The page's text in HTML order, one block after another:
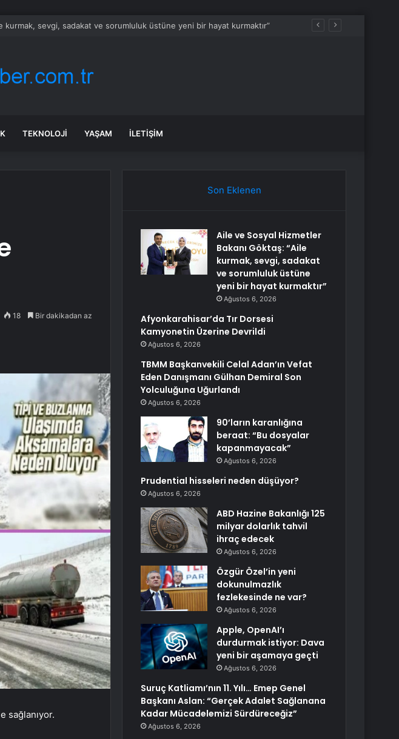
kurmak, sevgi, sadakat ve sorumluluk üstüne yeni bir hayat kurmaktır”
TEKNOLOJI YAŞAM İLETIŞIM
18 Bir dakikadan az
sağlanıyor.
Son Eklenen
Aile ve Sosyal Hizmetler
Bakanı Göktaş: “Aile
kurmak, sevgi, sadakat
ve sorumluluk üstüne
yeni bir hayat kurmaktır”
Ağustos 6, 2026
Afyonkarahisar’da Tır Dorsesi
Kamyonetin Üzerine Devrildi
Ağustos 6, 2026
TBMM Başkanvekili Celal Adan’ın Vefat
Eden Danışmanı Gülhan Demiral Son
Yolculuğuna Uğurlandı
Ağustos 6, 2026
90’ların karanlığına
beraat: “Bu dosyalar
kapanmayacak”
Ağustos 6, 2026
Prudential hisseleri neden düşüyor?
Ağustos 6, 2026
ABD Hazine Bakanlığı 125
milyar dolarlık tahvil
ihraç edecek
Ağustos 6, 2026
Özgür Özel’in yeni
dokunulmazlık
fezlekesinde ne var?
Ağustos 6, 2026
Apple, OpenAI’ı
durdurmak istiyor: Dava
yeni bir aşamaya geçti
Ağustos 6, 2026
Suruç Katliamı’nın 11. Yılı… Emep Genel
Başkanı Aslan: “Gerçek Adalet Sağlanana
Kadar Mücadelemizi Sürdüreceğiz”
Ağustos 6, 2026